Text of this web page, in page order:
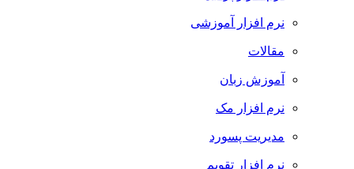
نرم افزار آموزشی
مقالات
آموزش زبان
نرم افزار مک
مدیریت پسورد
نرم افزار تقویم